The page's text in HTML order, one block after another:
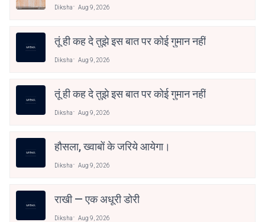
Diksha Aug 9, 2026
तूं ही कह दे तुझे इस बात पर कोई गुमान नहीं
Diksha Aug 9, 2026
तूं ही कह दे तुझे इस बात पर कोई गुमान नहीं
Diksha Aug 9, 2026
हौसला, ख्वाबों के जरिये आयेगा।
Diksha Aug 9, 2026
राखी — एक अधूरी डोरी
Diksha Aug 9, 2026